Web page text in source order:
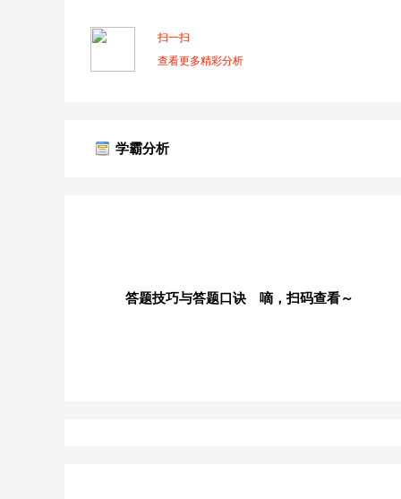
扫一扫
查看更多精彩分析
学霸分析
答题技巧与答题口诀 嘀，扫码查看～